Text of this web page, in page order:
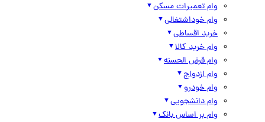
وام تعمیرات مسکن
وام خوداشتغالی
خرید اقساطی
وام خرید کالا
وام قرض الحسنه
وام ازدواج
وام خودرو
وام دانشجویی
وام بر اساس بانک